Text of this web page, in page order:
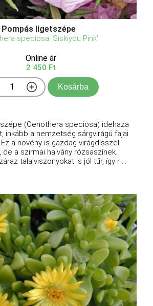
Pompás ligetszépe
speciosa 'Siskiyou Pink'
Online ár
2 450 Ft
Kosárba
(Oenothera speciosa) idehaza
inkább a nemzetség sárgvirágú fajai
a növény is gazdag virágdísszel
de a szirmai halvány rózsaszínek.
talajviszonyokat is jól tűr, így r ...